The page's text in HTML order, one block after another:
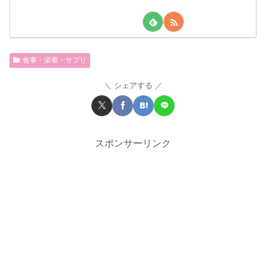
食事・栄養・サプリ
シェアする
スポンサーリンク